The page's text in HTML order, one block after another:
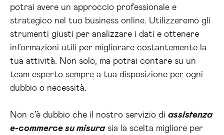
potrai avere un approccio professionale e
strategico nel tuo business online. Utilizzeremo gli
strumenti giusti per analizzare i dati e ottenere
informazioni utili per migliorare costantemente la
tua attività. Non solo, ma potrai contare su un
team esperto sempre a tua disposizione per ogni
dubbio o necessità.
Non c’è dubbio che il nostro servizio di assistenza
e-commerce su misurasia la scelta migliore per